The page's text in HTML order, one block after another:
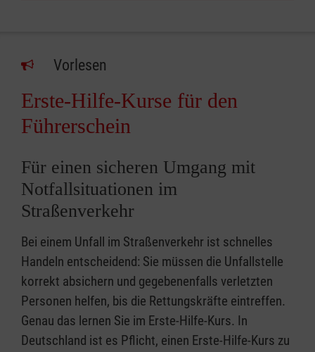
Vorlesen
Erste-Hilfe-Kurse für den
Führerschein
Für einen sicheren Umgang mit
Notfallsituationen im
Straßenverkehr
Bei einem Unfall im Straßenverkehr ist schnelles
Handeln entscheidend: Sie müssen die Unfallstelle
korrekt absichern und gegebenenfalls verletzten
Personen helfen, bis die Rettungskräfte eintreffen.
Genau das lernen Sie im Erste-Hilfe-Kurs. In
Deutschland ist es Pflicht, einen Erste-Hilfe-Kurs zu